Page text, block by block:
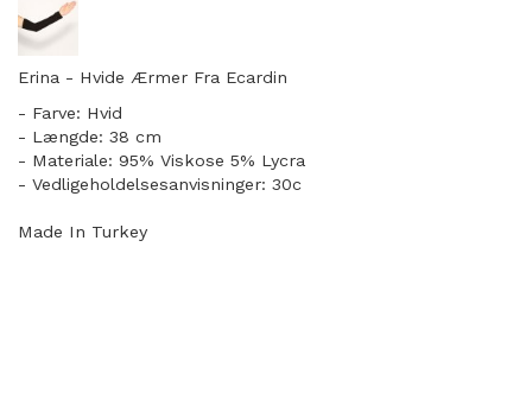
Erina - Hvide Ærmer Fra Ecardin
- Farve: Hvid
- Længde: 38 cm
- Materiale: 95% Viskose 5% Lycra
- Vedligeholdelsesanvisninger: 30c
Made In Turkey